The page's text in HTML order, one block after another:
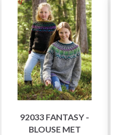
92033 FANTASY -
BLOUSE MET